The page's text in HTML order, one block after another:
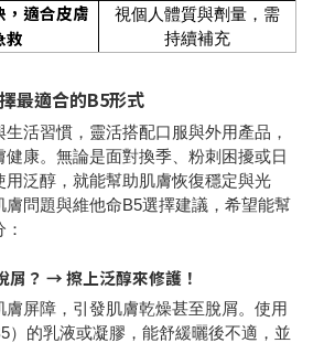
，適合皮膚
救
視個人體質與劑量，需
持續補充
最適合的B5形式
活習慣，靈活搭配口服與外用產品，
康。無論是面對換季、粉刺困擾或日
用泛醇，就能幫助肌膚恢復穩定與光
膚問題與維他命B5選擇建議，希望能幫
屑？ → 擦上泛醇來修護！
屏障，引發肌膚乾燥甚至脫屑。使用
）的乳液或凝膠，能舒緩曬後不適，並